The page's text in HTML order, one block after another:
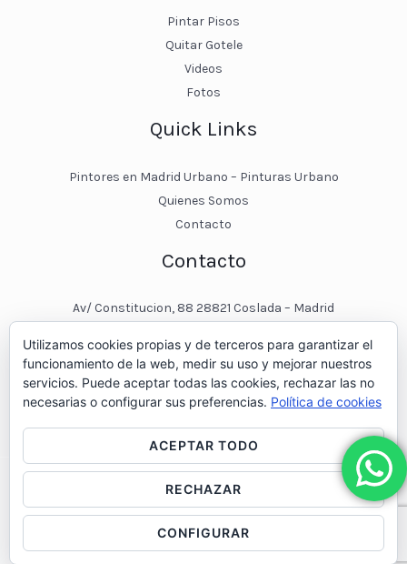
Pintar Pisos
Quitar Gotele
Videos
Fotos
Quick Links
Pintores en Madrid Urbano – Pinturas Urbano
Quienes Somos
Contacto
Contacto
Av/ Constitucion, 88 28821 Coslada – Madrid
pinturasurbano@hotmail.es
+34 – 643 00 74 11
© 2026 Pintores en Madrid - Pinturas Urbano
Utilizamos cookies propias y de terceros para garantizar el
funcionamiento de la web, medir su uso y mejorar nuestros
servicios. Puede aceptar todas las cookies, rechazar las no
necesarias o configurar sus preferencias. Política de cookies
ACEPTAR TODO
RECHAZAR
CONFIGURAR